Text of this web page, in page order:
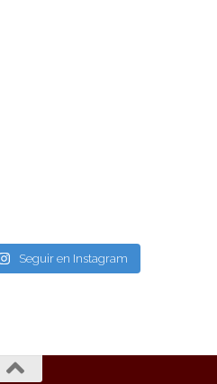
Seguir en Instagram